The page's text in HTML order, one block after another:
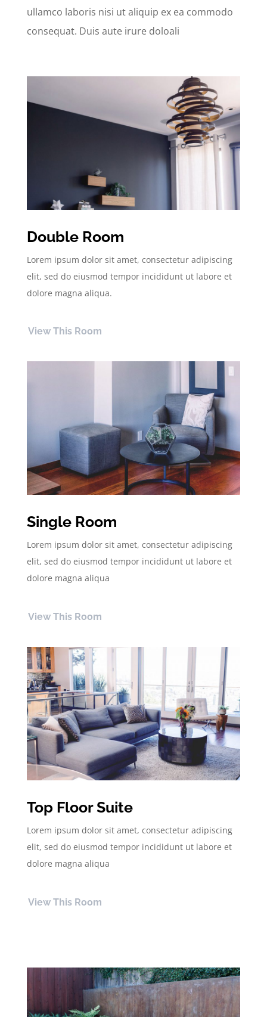
ullamco laboris nisi ut aliquip ex ea commodo
consequat. Duis aute irure doloali
Double Room
Lorem ipsum dolor sit amet, consectetur adipiscing
elit, sed do eiusmod tempor incididunt ut labore et
dolore magna aliqua.
View This Room
Single Room
Lorem ipsum dolor sit amet, consectetur adipiscing
elit, sed do eiusmod tempor incididunt ut labore et
dolore magna aliqua
View This Room
Top Floor Suite
Lorem ipsum dolor sit amet, consectetur adipiscing
elit, sed do eiusmod tempor incididunt ut labore et
dolore magna aliqua
View This Room